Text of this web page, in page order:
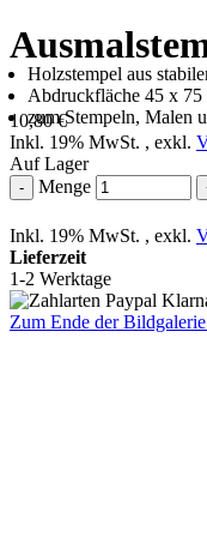
Holzstempel aus
Abdruckfläche 45 x 75
zum Stempeln, Malen
10,80 €
Inkl. 19% MwSt. , exkl.
Auf Lager
- Menge
Inkl. 19% MwSt. , exkl.
Lieferzeit
1-2 Werktage
Zum Ende der